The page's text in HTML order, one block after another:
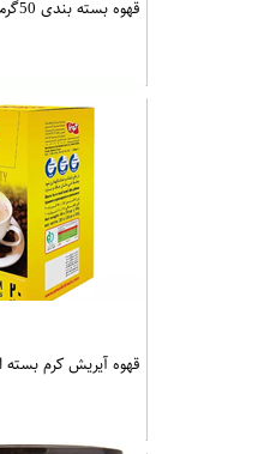
قهوه بسته بندی 50گرمی بطري برند اورا
قهوه آيريش کرم بسته